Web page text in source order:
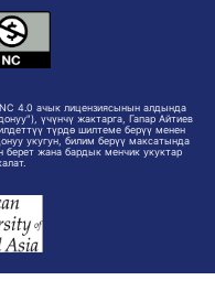
4.0 ачык лицензиясынын алдында
үчүнчү жактарга, Гапар Айтиев
түрдө шилтеме берүү менен
укугун, билим берүү максатында
берет жана бардык менчик укуктар